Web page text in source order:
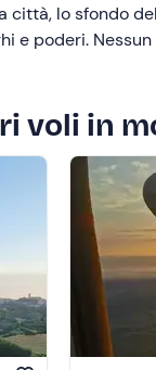
città, lo sfondo
e poderi.
voli in